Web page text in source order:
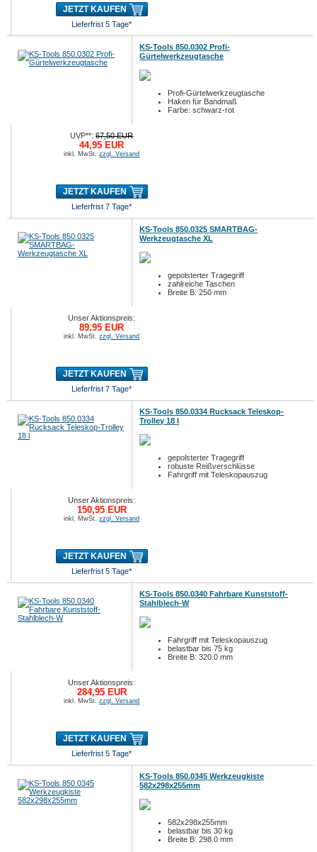
JETZT KAUFEN
Lieferfrist 5 Tage*
KS-Tools 850.0302 Profi-
Gürtelwerkzeugtasche
Profi-Gürtelwerkzeugtasche
Haken für Bandmaß
Farbe: schwarz-rot
UVP**:67,50 EUR
44,95 EUR
inkl. MwSt.zzgl. Versand
JETZT KAUFEN
Lieferfrist 7 Tage*
KS-Tools 850.0325 SMARTBAG-
Werkzeugtasche XL
gepolsterter Tragegriff
zahlreiche Taschen
Breite B: 250 mm
Unser Aktionspreis:
89,95 EUR
inkl. MwSt.zzgl. Versand
JETZT KAUFEN
Lieferfrist 7 Tage*
KS-Tools 850.0334 Rucksack Teleskop-
Trolley 18 l
gepolsterter Tragegriff
robuste Reißverschlüsse
Fahrgriff mit Teleskopauszug
Unser Aktionspreis:
150,95 EUR
inkl. MwSt.zzgl. Versand
JETZT KAUFEN
Lieferfrist 5 Tage*
KS-Tools 850.0340 Fahrbare Kunststoff-
Stahlblech-W
Fahrgriff mit Teleskopauszug
belastbar bis 75 kg
Breite B: 320.0 mm
Unser Aktionspreis:
284,95 EUR
inkl. MwSt.zzgl. Versand
JETZT KAUFEN
Lieferfrist 5 Tage*
KS-Tools 850.0345 Werkzeugkiste
582x298x255mm
582x298x255mm
belastbar bis 30 kg
Breite B: 298.0 mm